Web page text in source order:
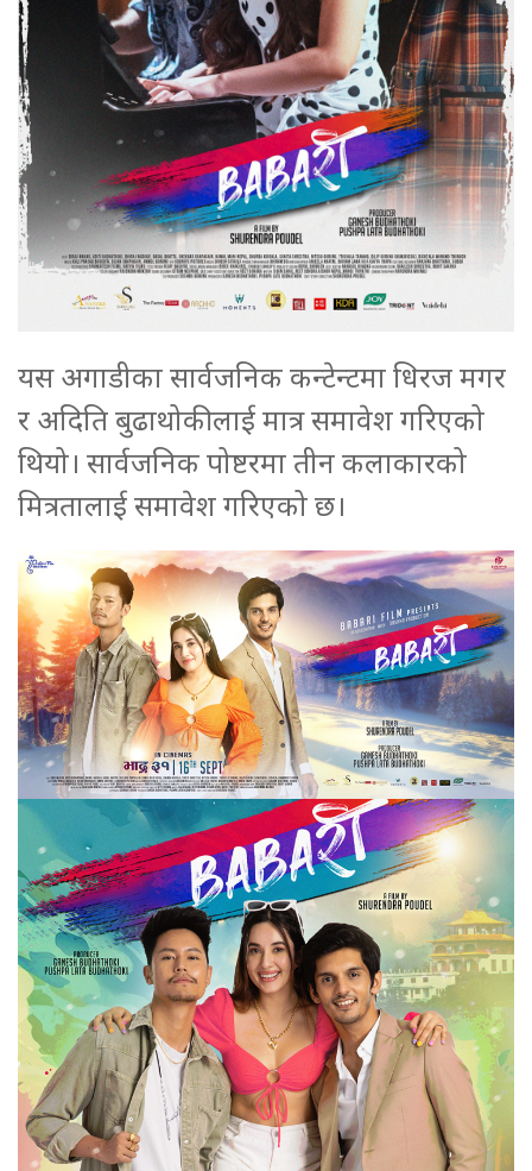
यस अगाडीका सार्वजनिक कन्टेन्टमा धिरज मगर
र अदिति बुढाथोकीलाई मात्र समावेश गरिएको
थियो। सार्वजनिक पोष्टरमा तीन कलाकारको
मित्रतालाई समावेश गरिएको छ।